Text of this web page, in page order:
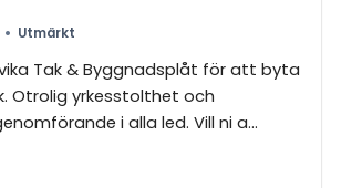
• Utmärkt
Tak & Byggnadsplåt för att byta
Otrolig yrkesstolthet och
i alla led. Vill ni a...